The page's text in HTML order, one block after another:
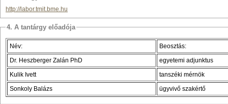
http://labor.tmit.bme.hu
4. A tantárgy előadója
Név:
Beosztás:
Dr. Heszberger Zalán PhD
egyetemi adjunktus
Kulik Ivett
tanszéki mérnök
Sonkoly Balázs
ügyvivő szakértő